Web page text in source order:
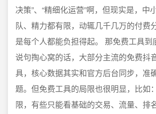
决策”、“精细化运营”啊，但现实是，中
队、精力都有限，动辄几千几万的付费
是每个人都能负担得起。 那免费工具到
说句掏心窝的话，大部分主流的免费抖
具，核心数据其实和官方后台同步，准
题。但免费工具的局限也很明显，比如
限，有些只能看基础的交易、流量、排